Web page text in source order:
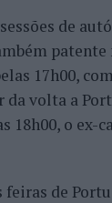
de
patente
17h00,
volta a
18h00, o ex-
feiras de